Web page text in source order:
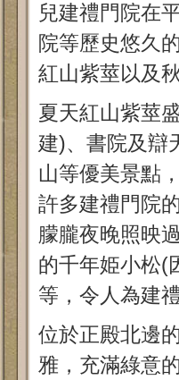
兒建禮門院在
院等歷史悠久
紅山紫莖以及
夏天紅山紫莖
建)、書院及辯
山等優美景點
許多建禮門院
朦朧夜晚照映
的千年姫小松(
等，令人為建
位於正殿北邊
雅，充滿綠意